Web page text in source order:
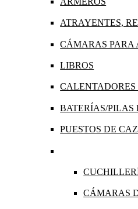
ATRAYENTES,
CÁMARAS PARA
LIBROS
CALENTADORES
BATERÍAS/PILAS
PUESTOS DE
CÁMARAS